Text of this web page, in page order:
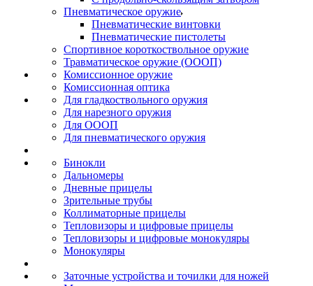
Пневматическое оружие
Пневматические винтовки
Пневматические пистолеты
Спортивное короткоствольное оружие
Травматическое оружие (ОООП)
Комиссионное оружие
Комиссионная оптика
Для гладкоствольного оружия
Для нарезного оружия
Для ОООП
Для пневматического оружия
Бинокли
Дальномеры
Дневные прицелы
Зрительные трубы
Коллиматорные прицелы
Тепловизоры и цифровые прицелы
Тепловизоры и цифровые монокуляры
Монокуляры
Заточные устройства и точилки для ножей